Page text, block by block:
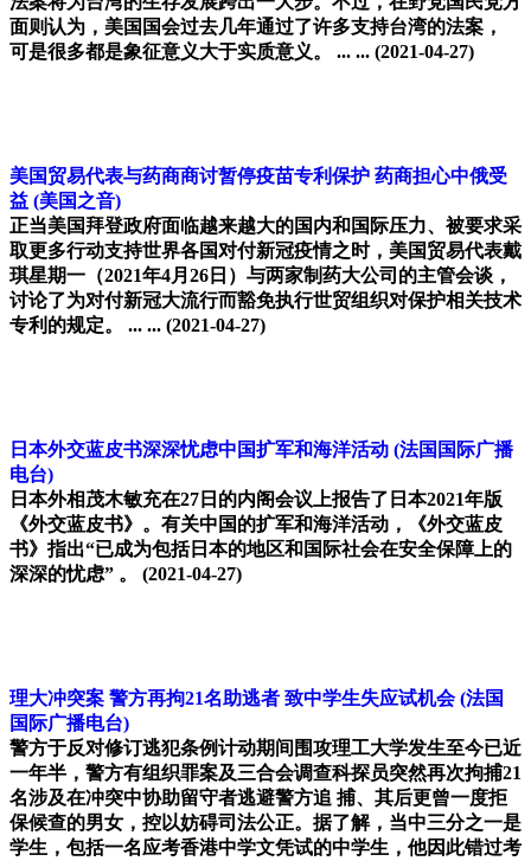
面则认为，美国国会过去几年通过了许多支持台湾的法案，
可是很多都是象征意义大于实质意义。 ... ... (2021-04-27)
美国贸易代表与药商商讨暂停疫苗专利保护 药商担心中俄受
益 (美国之音)
正当美国拜登政府面临越来越大的国内和国际压力、被要求采
取更多行动支持世界各国对付新冠疫情之时，美国贸易代表戴
琪星期一（2021年4月26日）与两家制药大公司的主管会谈，
讨论了为对付新冠大流行而豁免执行世贸组织对保护相关技术
专利的规定。 ... ... (2021-04-27)
日本外交蓝皮书深深忧虑中国扩军和海洋活动 (法国国际广播
电台)
日本外相茂木敏充在27日的内阁会议上报告了日本2021年版
《外交蓝皮书》。有关中国的扩军和海洋活动，《外交蓝皮
书》指出“已成为包括日本的地区和国际社会在安全保障上的
深深的忧虑” 。 (2021-04-27)
理大冲突案 警方再拘21名助逃者 致中学生失应试机会 (法国
国际广播电台)
警方于反对修订逃犯条例计动期间围攻理工大学发生至今已近
一年半，警方有组织罪案及三合会调查科探员突然再次拘捕21
名涉及在冲突中协助留守者逃避警方追 捕、其后更曾一度拒
保候查的男女，控以妨碍司法公正。据了解，当中三分之一是
学生，包括一名应考香港中学文凭试的中学生，他因此错过考